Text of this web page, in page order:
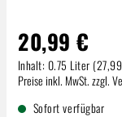
20,99 €
Inhalt: 0.75 Liter
Regulärer Preis:
Preise inkl. MwSt. zzgl.
Sofort verfügbar